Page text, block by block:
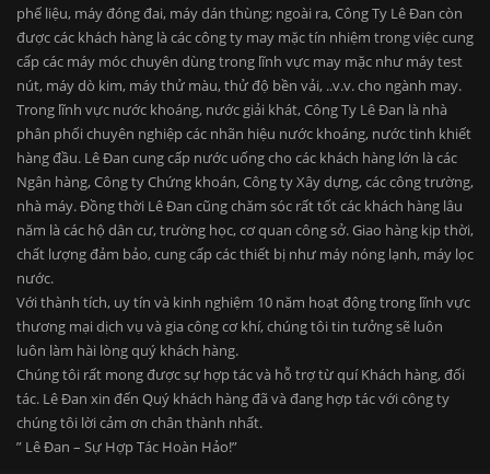
phế liệu, máy đóng đai, máy dán thùng; ngoài ra, Công Ty Lê Đan còn
được các khách hàng là các công ty may mặc tín nhiệm trong việc cung
cấp các máy móc chuyên dùng trong lĩnh vực may mặc như máy test
nút, máy dò kim, máy thử màu, thử độ bền vải, ..v.v. cho ngành may.
Trong lĩnh vực nước khoáng, nước giải khát, Công Ty Lê Đan là nhà
phân phối chuyên nghiệp các nhãn hiệu nước khoáng, nước tinh khiết
hàng đầu. Lê Đan cung cấp nước uống cho các khách hàng lớn là các
Ngân hàng, Công ty Chứng khoán, Công ty Xây dựng, các công trường,
nhà máy. Đồng thời Lê Đan cũng chăm sóc rất tốt các khách hàng lâu
năm là các hộ dân cư, trường học, cơ quan công sở. Giao hàng kịp thời,
chất lượng đảm bảo, cung cấp các thiết bị như máy nóng lạnh, máy lọc
nước.
Với thành tích, uy tín và kinh nghiệm 10 năm hoạt động trong lĩnh vực
thương mại dịch vụ và gia công cơ khí, chúng tôi tin tưởng sẽ luôn
luôn làm hài lòng quý khách hàng.
Chúng tôi rất mong được sự hợp tác và hỗ trợ từ quí Khách hàng, đối
tác. Lê Đan xin đến Quý khách hàng đã và đang hợp tác với công ty
chúng tôi lời cảm ơn chân thành nhất.
” Lê Đan – Sự Hợp Tác Hoàn Hảo!”